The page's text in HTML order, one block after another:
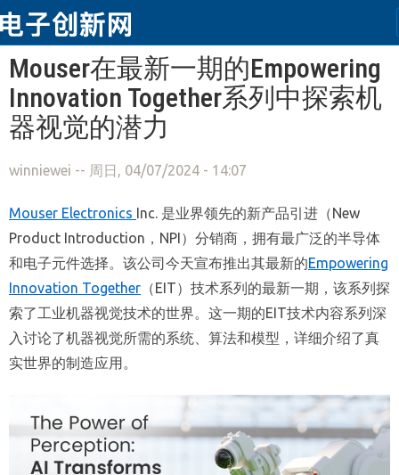
跳转到主要内容
Mouser在最新一期的Empowering
Innovation Together系列中探索机
器视觉的潜力
winniewei -- 周日, 04/07/2024 - 14:07
Mouser Electronics Inc. 是业界领先的新产品引进（New
Product Introduction，NPI）分销商，拥有最广泛的半导体
和电子元件选择。该公司今天宣布推出其最新的Empowering
Innovation Together （EIT）技术系列的最新一期，该系列探
索了工业机器视觉技术的世界。这一期的EIT技术内容系列深
入讨论了机器视觉所需的系统、算法和模型，详细介绍了真
实世界的制造应用。